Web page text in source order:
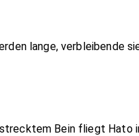
lange, verbleibende
Bein fliegt Hato